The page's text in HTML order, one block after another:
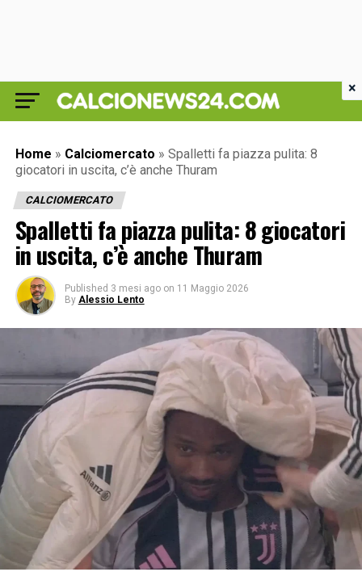
Home » Calciomercato » Spalletti fa piazza pulita: 8
giocatori in uscita, c’è anche Thuram
CALCIOMERCATO
Spalletti fa piazza pulita: 8 giocatori
in uscita, c’è anche Thuram
Published 3 mesi ago on 11 Maggio 2026
By Alessio Lento
×